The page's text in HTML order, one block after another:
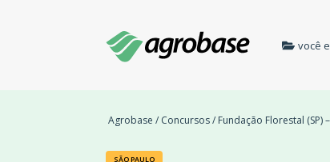
você
Agrobase / Concursos/ Fundação Florestal (SP)
SÃO PAULO